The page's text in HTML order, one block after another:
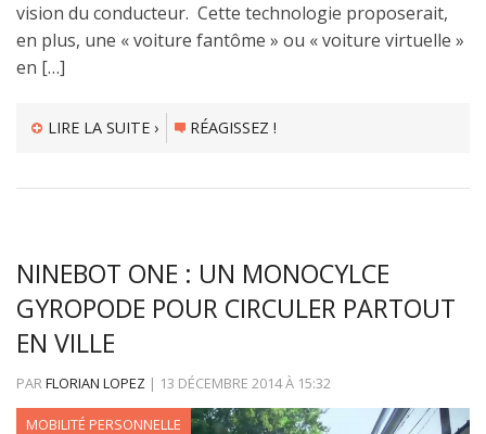
vision du conducteur. Cette technologie proposerait,
en plus, une « voiture fantôme » ou « voiture virtuelle »
en […]
LIRE LA SUITE › RÉAGISSEZ !
NINEBOT ONE : UN MONOCYLCE
GYROPODE POUR CIRCULER PARTOUT
EN VILLE
PARFLORIAN LOPEZ | 13 DÉCEMBRE 2014À 15:32
MOBILITÉ PERSONNELLE